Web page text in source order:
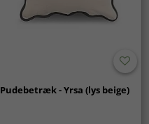
Pudebetræk - Yrsa (lys beige)